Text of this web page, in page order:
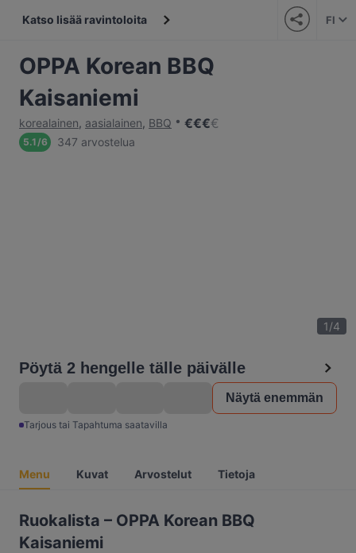
Katso lisää ravintoloita FI
OPPA Korean BBQ
Kaisaniemi
korealainen, aasialainen, BBQ €€€€
5.1/6 347 arvostelua
1/4
Pöytä 2 hengelle tälle päivälle
Näytä enemmän
Tarjous tai Tapahtuma saatavilla
Menu Kuvat Arvostelut Tietoja
Ruokalista – OPPA Korean BBQ
Kaisaniemi